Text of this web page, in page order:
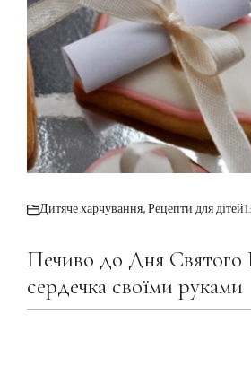
Дитяче харчування,Рецепти для дітей
Печиво до Дня Святого
сердечка своїми руками